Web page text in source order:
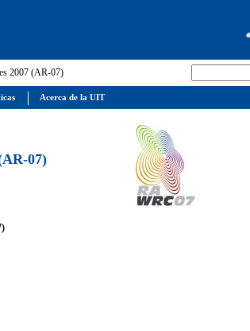
2007 (AR-07)
07)
Acerca de la UIT